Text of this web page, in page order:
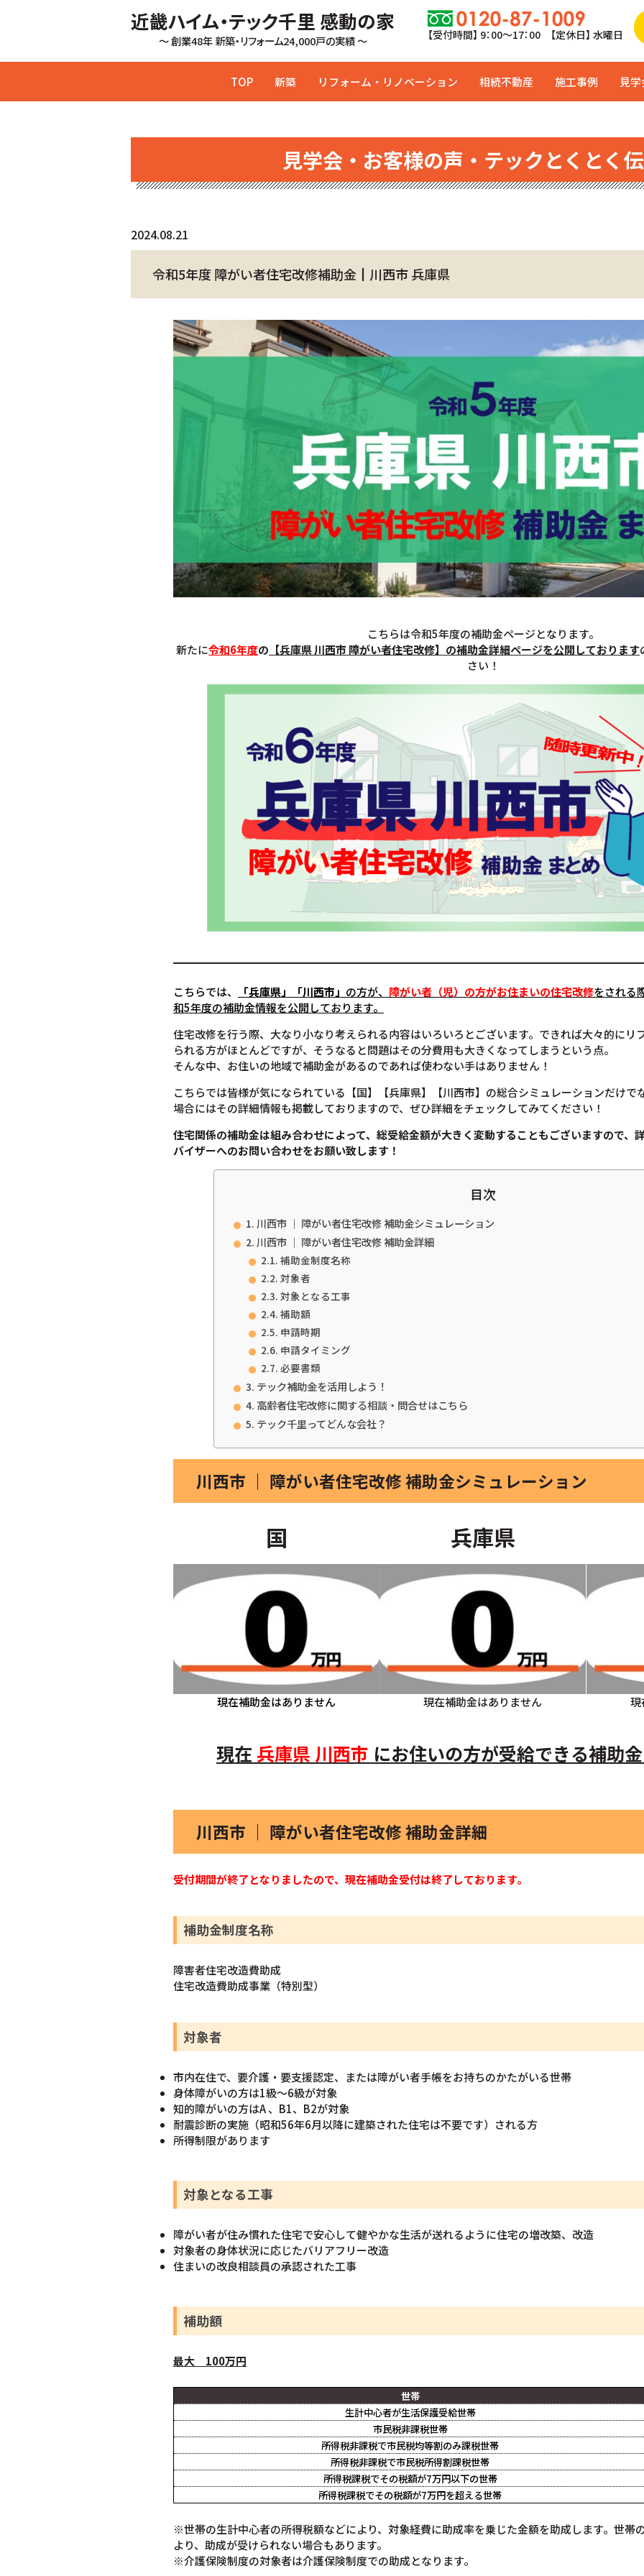
近畿ハイム・テック千里 感動の家
～ 創業48年 新築・リフォーム24,000戸の実績 ～ 【受付時間】 9：00〜17：00 【定休日】 水曜日
TOP 新築 リフォーム・リノベーション 相続不動産 施工事例 見
見学会・お客様の声・テックとくとく
2024.08.21
令和5年度 障がい者住宅改修補助金┃川西市 兵庫県
こちらは令和5年度の補助金ページとなります。
新たに令和6年度の 【兵庫県 川西市 障がい者住宅改修】の補助金詳細ページを公開しております
さい！
こちらでは、 「兵庫県」「川西市」 の方が、 障がい者（児）の方がお住まいの住宅改修をされる
和5年度の補助金情報を公開しております。
住宅改修を行う際、大なり小なり考えられる内容はいろいろとございます。できれば大々的にリ
られる方がほとんどですが、そうなると問題はその分費用も大きくなってしまうという点。
そんな中、お住いの地域で補助金があるのであれば使わない手はありません！
こちらでは皆様が気になられている【国】【兵庫県】【川西市】の総合シミュレーションだけで
場合にはその詳細情報も掲載しておりますので、ぜひ詳細をチェックしてみてください！
住宅関係の補助金は組み合わせによって、総受給金額が大きく変動することもございますので、
バイザーへのお問い合わせをお願い致します！
目次
川西市 ｜ 障がい者住宅改修 補助金シミュレーション
川西市 ｜ 障がい者住宅改修 補助金詳細
補助金制度名称
対象者
対象となる工事
補助額
申請時期
申請タイミング
必要書類
テック補助金を活用しよう！
高齢者住宅改修に関する相談・問合せはこちら
テック千里ってどんな会社？
川西市 ｜ 障がい者住宅改修 補助金シミュレーション
国
現在補助金はありません
兵庫県
現在補助金はありません 現
現在 兵庫県 川西市 にお住いの方が受給できる補助
川西市 ｜ 障がい者住宅改修 補助金詳細
受付期間が終了となりましたので、現在補助金受付は終了しております。
補助金制度名称
障害者住宅改造費助成
住宅改造費助成事業（特別型）
対象者
市内在住で、要介護・要支援認定、または障がい者手帳をお持ちのかたがいる世帯
身体障がいの方は1級～6級が対象
知的障がいの方はA 、B1、B2が対象
耐震診断の実施（昭和56年6月以降に建築された住宅は不要です）される方
所得制限があります
対象となる工事
障がい者が住み慣れた住宅で安心して健やかな生活が送れるように住宅の増改築、改造
対象者の身体状況に応じたバリアフリー改造
住まいの改良相談員の承認された工事
補助額
最大 100万円
世帯
生計中心者が生活保護受給世帯
市民税非課税世帯
所得税非課税で市民税均等割のみ課税世帯
所得税非課税で市民税所得割課税世帯
所得税課税でその税額が7万円以下の世帯
所得税課税でその税額が7万円を超える世帯
※世帯の生計中心者の所得税額などにより、対象経費に助成率を乗じた金額を助成します。世帯
より、助成が受けられない場合もあります。
※介護保険制度の対象者は介護保険制度での助成となります。